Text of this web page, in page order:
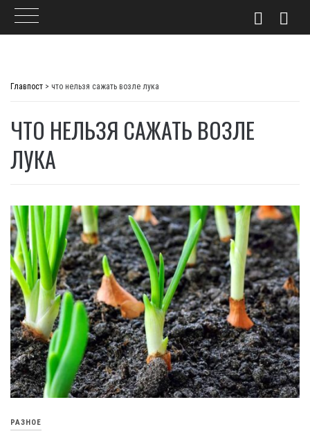
Главпост > что нельзя сажать возле лука
ЧТО НЕЛЬЗЯ САЖАТЬ ВОЗЛЕ
ЛУКА
РАЗНОЕ